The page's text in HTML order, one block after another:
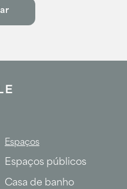
Espaços
Espaços públicos
Casa de banho